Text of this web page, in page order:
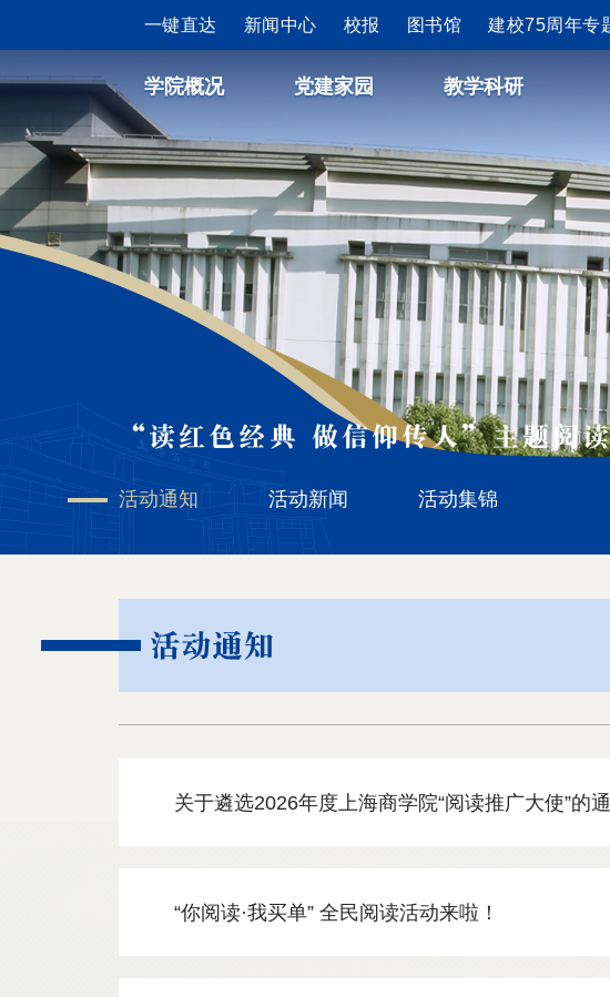
一键直达 新闻中心 校报 图书馆 建校75周年专
学院概况 党建家园 教学科研
“读红色经典 做信仰传人”主题阅
活动通知 活动新闻 活动集锦
活动通知
关于遴选2026年度上海商学院“阅读推广大使”的
“你阅读·我买单” 全民阅读活动来啦！